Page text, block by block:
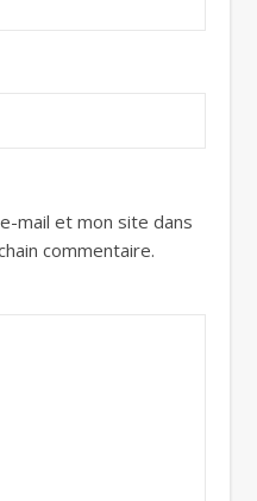
mail et mon site dans
commentaire.